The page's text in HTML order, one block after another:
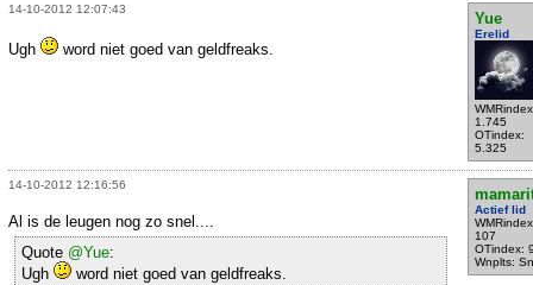
14-10-2012 12:07:43
Yue
Erelid
1.745
OTindex:
5.325
Ugh word niet goed van geldfreaks.
14-10-2012 12:16:56
Actief lid
107
OTindex:
Wnplts:
Al is de leugen nog zo snel....
Quote @Yue:
Ugh
word niet goed van geldfreaks.